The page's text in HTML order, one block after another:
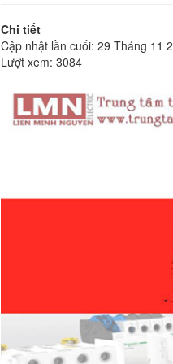
Chi tiết
Cập nhật lần cuối: 29 Tháng 11
Lượt xem: 3084